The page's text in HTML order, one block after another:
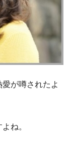
が噂されたよ
ね。